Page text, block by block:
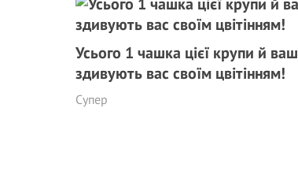
Усього 1 чашка цієї крупи й
здивують вас своїм цвітінням!
Супер